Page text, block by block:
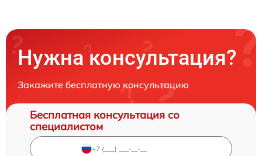
Нужна консультация?
Закажите бесплатную консультацию
Бесплатная консультация со
специалистом